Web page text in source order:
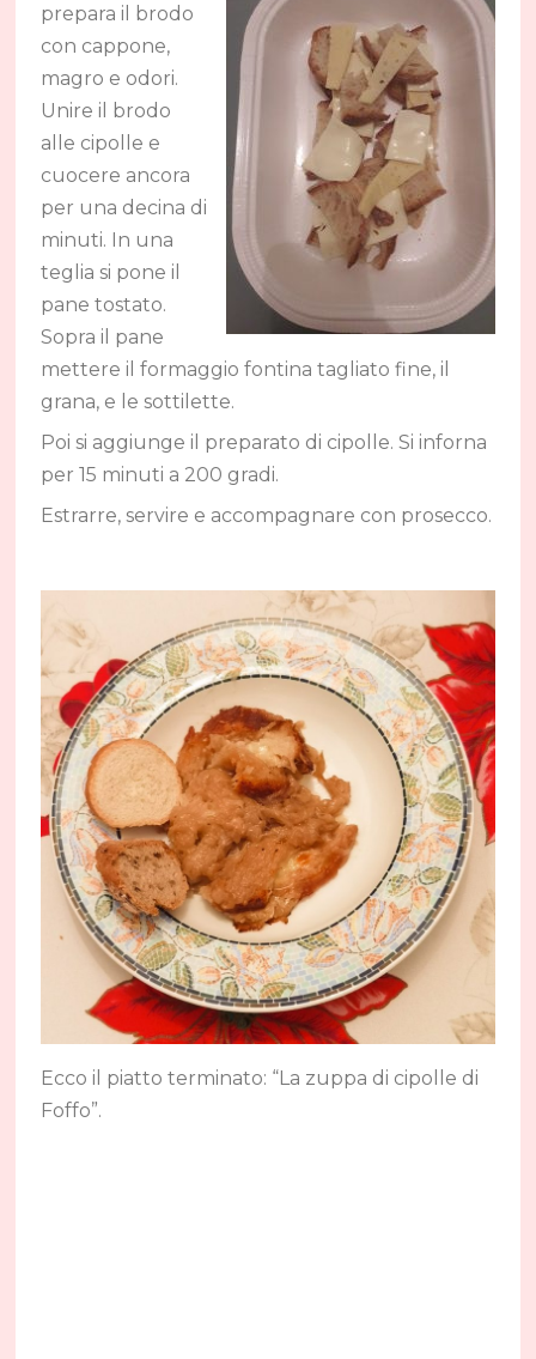
prepara il brodo
con cappone,
magro e odori.
Unire il brodo
alle cipolle e
cuocere ancora
per una decina di
minuti. In una
teglia si pone il
pane tostato.
Sopra il pane
mettere il formaggio fontina tagliato fine, il
grana, e le sottilette.
Poi si aggiunge il preparato di cipolle. Si inforna
per 15 minuti a 200 gradi.
Estrarre, servire e accompagnare con prosecco.
Ecco il piatto terminato: “La zuppa di cipolle di
Foffo”.